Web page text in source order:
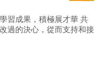
習成果，積極展才華 共
過的決心，從而支持和接